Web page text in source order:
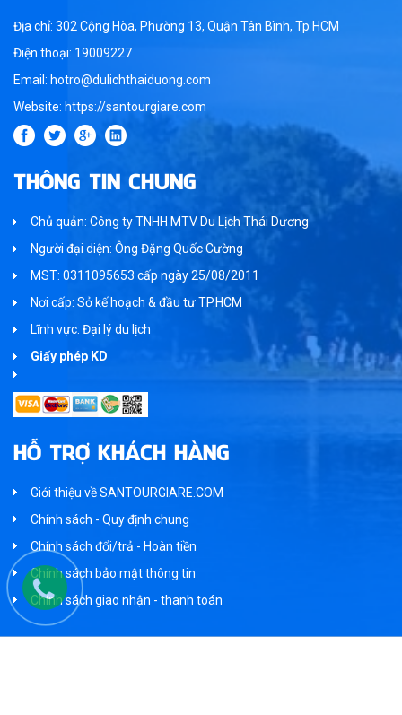
Địa chỉ: 302 Cộng Hòa, Phường 13, Quận Tân Bình, Tp HCM
Điện thoại: 19009227
Email: hotro@dulichthaiduong.com
Website: https://santourgiare.com
THÔNG TIN CHUNG
Chủ quản: Công ty TNHH MTV Du Lịch Thái Dương
Người đại diện: Ông Đặng Quốc Cường
MST: 0311095653 cấp ngày 25/08/2011
Nơi cấp: Sở kế hoạch & đầu tư TP.HCM
Lĩnh vực: Đại lý du lịch
Giấy phép KD
HỖ TRỢ KHÁCH HÀNG
Giới thiệu về SANTOURGIARE.COM
Chính sách - Quy định chung
Chính sách đổi/trả - Hoàn tiền
Chính sách bảo mật thông tin
Chính sách giao nhận - thanh toán